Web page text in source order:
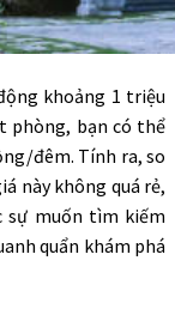
khoảng 1 triệu
phòng, bạn có thể
đêm. Tính ra, so
này không quá rẻ,
muốn tìm kiếm
quẩn khám phá